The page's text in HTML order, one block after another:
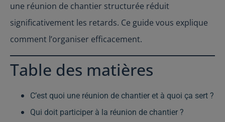
une réunion de chantier structurée réduit
significativement les retards. Ce guide vous explique
comment l’organiser efficacement.
Table des matières
C’est quoi une réunion de chantier et à quoi ça sert ?
Qui doit participer à la réunion de chantier ?